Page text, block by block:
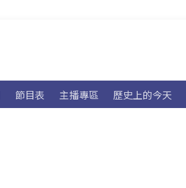
節目表 主播專區 歷史上的今天